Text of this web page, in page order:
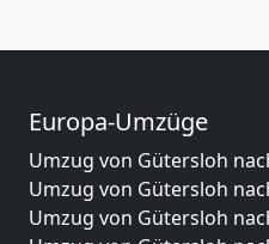
Europa-Umzüge
Umzug von Gütersloh
Umzug von Gütersloh
Umzug von Gütersloh